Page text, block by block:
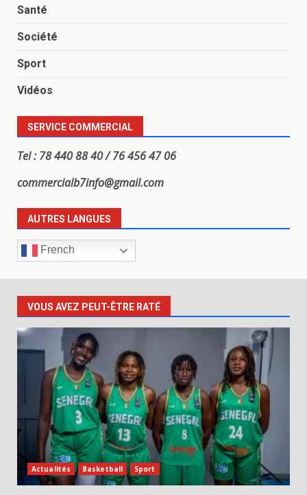
Santé
Société
Sport
Vidéos
SERVICE COMMERCIAL
Tel : 78 440 88 40 / 76 456 47 06
commercialb7info@gmail.com
AUTRES LANGUES
French
VOUS AVEZ PEUT-ÊTRE RATÉ
Actualités Basketball Sport